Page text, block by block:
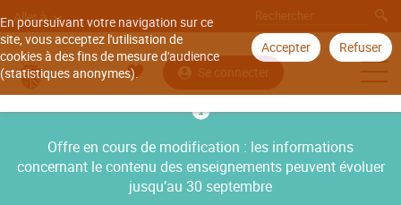
En poursuivant votre navigation sur ce
site, vous acceptez l'utilisation de
cookies à des fins de mesure d'audience
(statistiques anonymes).
Accepter Refuser
Aller à
Se connecter
Offre en cours de modification : les informations
concernant le contenu des enseignements peuvent évoluer
jusqu’au 30 septembre